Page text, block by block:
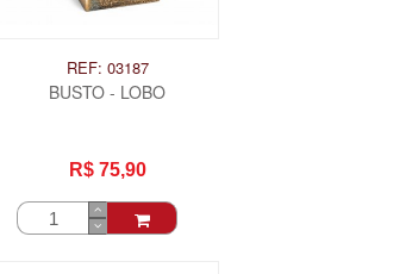
REF: 03187
BUSTO - LOBO
R$ 75,90